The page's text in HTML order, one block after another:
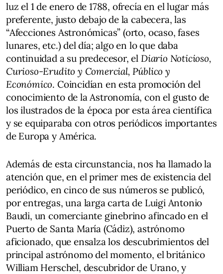
luz el 1 de enero de 1788, ofrecía en el lugar más
preferente, justo debajo de la cabecera, las
“Afecciones Astronómicas” (orto, ocaso, fases
lunares, etc.) del día; algo en lo que daba
continuidad a su predecesor, el Diario Noticioso,
Curioso-Erudito y Comercial, Público y
Económico. Coincidían en esta promoción del
conocimiento de la Astronomía, con el gusto de
los ilustrados de la época por esta área científica
y se equiparaba con otros periódicos importantes
de Europa y América.
Además de esta circunstancia, nos ha llamado la
atención que, en el primer mes de existencia del
periódico, en cinco de sus números se publicó,
por entregas, una larga carta de Luigi Antonio
Baudi, un comerciante ginebrino afincado en el
Puerto de Santa María (Cádiz), astrónomo
aficionado, que ensalza los descubrimientos del
principal astrónomo del momento, el británico
William Herschel, descubridor de Urano, y